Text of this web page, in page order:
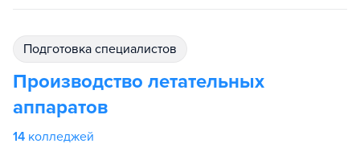
подготовка специалистов
Производство летательных
аппаратов
14 колледжей